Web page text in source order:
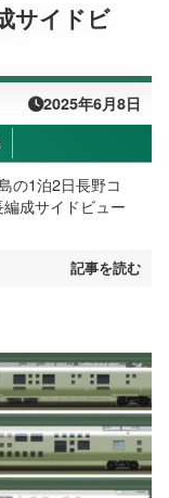
サイドビ
2025年6月8日
の1泊2日長野コ
成サイドビュー
記事を読む